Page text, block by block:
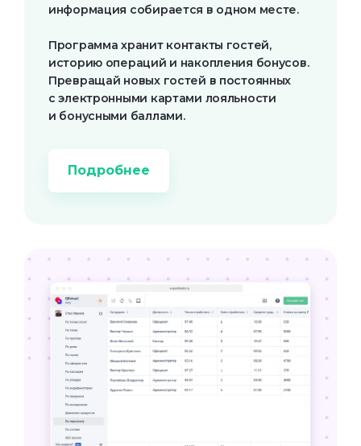
информация собирается в одном месте.
Программа хранит контакты гостей,
историю операций и накопления бонусов.
Превращай новых гостей в постоянных
с электронными картами лояльности
и бонусными баллами.
Подробнее